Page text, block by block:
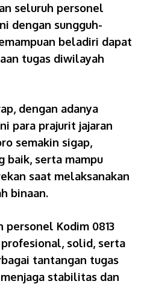
seluruh personel
dengan sungguh-
beladiri dapat
tugas diwilayah
dengan adanya
para prajurit jajaran
semakin sigap,
baik, serta mampu
saat melaksanakan
binaan.
personel Kodim 0813
solid, serta
tantangan tugas
stabilitas dan